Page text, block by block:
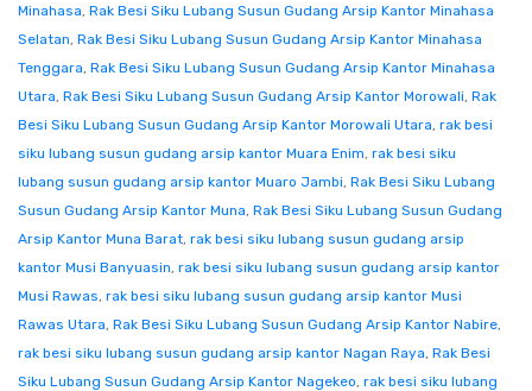
Minahasa, Rak Besi Siku Lubang Susun Gudang Arsip Kantor Minahasa
Selatan, Rak Besi Siku Lubang Susun Gudang Arsip Kantor Minahasa
Tenggara, Rak Besi Siku Lubang Susun Gudang Arsip Kantor Minahasa
Utara, Rak Besi Siku Lubang Susun Gudang Arsip Kantor Morowali, Rak
Besi Siku Lubang Susun Gudang Arsip Kantor Morowali Utara, rak besi
siku lubang susun gudang arsip kantor Muara Enim, rak besi siku
lubang susun gudang arsip kantor Muaro Jambi, Rak Besi Siku Lubang
Susun Gudang Arsip Kantor Muna, Rak Besi Siku Lubang Susun Gudang
Arsip Kantor Muna Barat, rak besi siku lubang susun gudang arsip
kantor Musi Banyuasin, rak besi siku lubang susun gudang arsip kantor
Musi Rawas, rak besi siku lubang susun gudang arsip kantor Musi
Rawas Utara, Rak Besi Siku Lubang Susun Gudang Arsip Kantor Nabire,
rak besi siku lubang susun gudang arsip kantor Nagan Raya, Rak Besi
Siku Lubang Susun Gudang Arsip Kantor Nagekeo, rak besi siku lubang